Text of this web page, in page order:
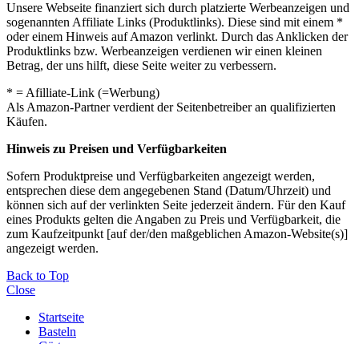
Unsere Webseite finanziert sich durch platzierte Werbeanzeigen und
sogenannten Affiliate Links (Produktlinks). Diese sind mit einem *
oder einem Hinweis auf Amazon verlinkt. Durch das Anklicken der
Produktlinks bzw. Werbeanzeigen verdienen wir einen kleinen
Betrag, der uns hilft, diese Seite weiter zu verbessern.
* = Afilliate-Link (=Werbung)
Als Amazon-Partner verdient der Seitenbetreiber an qualifizierten
Käufen.
Hinweis zu Preisen und Verfügbarkeiten
Sofern Produktpreise und Verfügbarkeiten angezeigt werden,
entsprechen diese dem angegebenen Stand (Datum/Uhrzeit) und
können sich auf der verlinkten Seite jederzeit ändern. Für den Kauf
eines Produkts gelten die Angaben zu Preis und Verfügbarkeit, die
zum Kaufzeitpunkt [auf der/den maßgeblichen Amazon-Website(s)]
angezeigt werden.
Back to Top
Close
Startseite
Basteln